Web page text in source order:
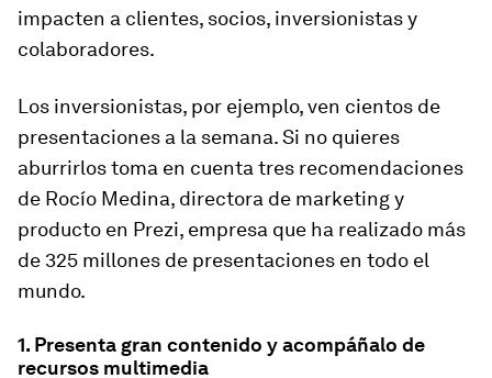
impacten a clientes, socios, inversionistas y
colaboradores.
Los inversionistas, por ejemplo, ven cientos de
presentaciones a la semana. Si no quieres
aburrirlos toma en cuenta tres recomendaciones
de Rocío Medina, directora de marketing y
producto en Prezi, empresa que ha realizado más
de 325 millones de presentaciones en todo el
mundo.
1. Presenta gran contenido y acompáñalo de
recursos multimedia